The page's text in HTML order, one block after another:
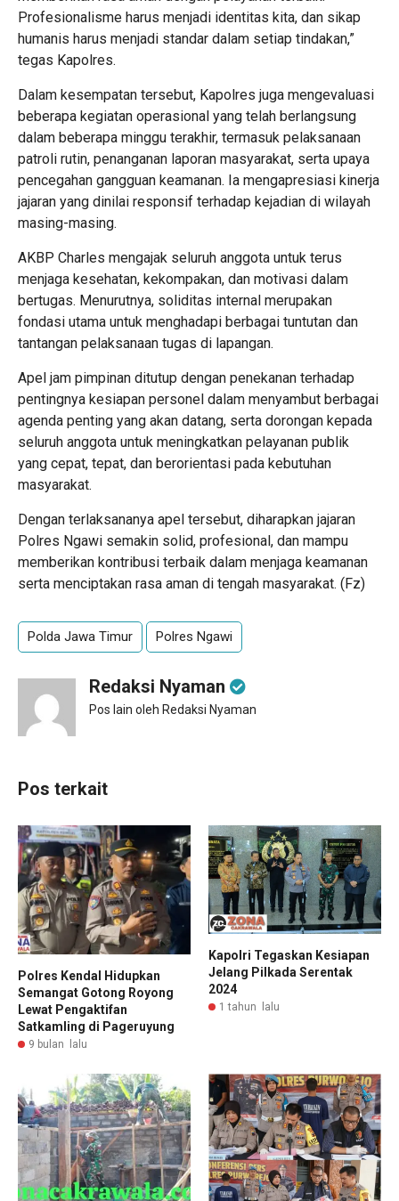
Profesionalisme harus menjadi identitas kita, dan sikap
humanis harus menjadi standar dalam setiap tindakan,”
tegas Kapolres.
Dalam kesempatan tersebut, Kapolres juga mengevaluasi
beberapa kegiatan operasional yang telah berlangsung
dalam beberapa minggu terakhir, termasuk pelaksanaan
patroli rutin, penanganan laporan masyarakat, serta upaya
pencegahan gangguan keamanan. Ia mengapresiasi kinerja
jajaran yang dinilai responsif terhadap kejadian di wilayah
masing-masing.
AKBP Charles mengajak seluruh anggota untuk terus
menjaga kesehatan, kekompakan, dan motivasi dalam
bertugas. Menurutnya, soliditas internal merupakan
fondasi utama untuk menghadapi berbagai tuntutan dan
tantangan pelaksanaan tugas di lapangan.
Apel jam pimpinan ditutup dengan penekanan terhadap
pentingnya kesiapan personel dalam menyambut berbagai
agenda penting yang akan datang, serta dorongan kepada
seluruh anggota untuk meningkatkan pelayanan publik
yang cepat, tepat, dan berorientasi pada kebutuhan
masyarakat.
Dengan terlaksananya apel tersebut, diharapkan jajaran
Polres Ngawi semakin solid, profesional, dan mampu
memberikan kontribusi terbaik dalam menjaga keamanan
serta menciptakan rasa aman di tengah masyarakat. (Fz)
Polda Jawa Timur Polres Ngawi
Redaksi Nyaman
Pos lain oleh Redaksi Nyaman
Pos terkait
Polres Kendal Hidupkan
Semangat Gotong Royong
Lewat Pengaktifan
Satkamling di Pageruyung
9 bulan lalu
Kapolri Tegaskan Kesiapan
Jelang Pilkada Serentak
2024
1 tahun lalu